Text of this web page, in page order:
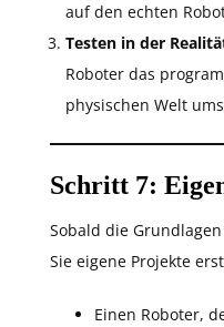
auf den echten
Testen in der
Roboter das
physischen Welt
Schritt 7:
Sobald die
Sie eigene Projekte
Einen Roboter,